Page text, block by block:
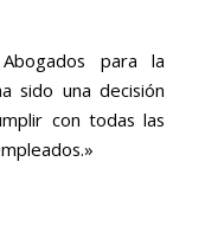
para la
sido una decisión
con todas las